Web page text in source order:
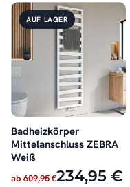
AUF LAGER
Badheizkörper
Mittelanschluss ZEBRA
Weiß
ab 609,95 €234,95 €